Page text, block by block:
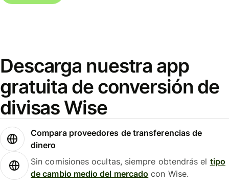
Descarga nuestra app
gratuita de conversión de
divisas Wise
Compara proveedores de transferencias de
dinero
Sin comisiones ocultas, siempre obtendrás el tipo
de cambio medio del mercado con Wise.